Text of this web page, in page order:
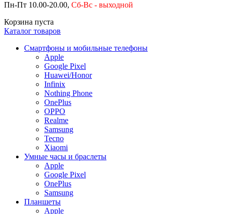
Пн-Пт 10.00-20.00, Сб-Вс - выходной
Корзина пуста
Каталог товаров
Смартфоны и мобильные телефоны
Apple
Google Pixel
Huawei/Honor
Infinix
Nothing Phone
OnePlus
OPPO
Realme
Samsung
Tecno
Xiaomi
Умные часы и браслеты
Apple
Google Pixel
OnePlus
Samsung
Планшеты
Apple